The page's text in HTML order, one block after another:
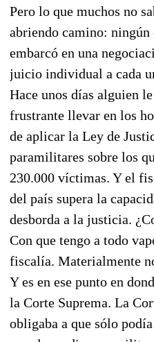
Pero lo que muchos no
abriendo camino: ningún
embarcó en una
juicio individual a cada
Hace unos días alguien
frustrante llevar en los
de aplicar la Ley de
paramilitares sobre los
230.000 víctimas. Y el
del país supera la
desborda a la justicia.
Con que tengo a todo
fiscalía. Materialmente
Y es en ese punto en
la Corte Suprema. La
obligaba a que sólo